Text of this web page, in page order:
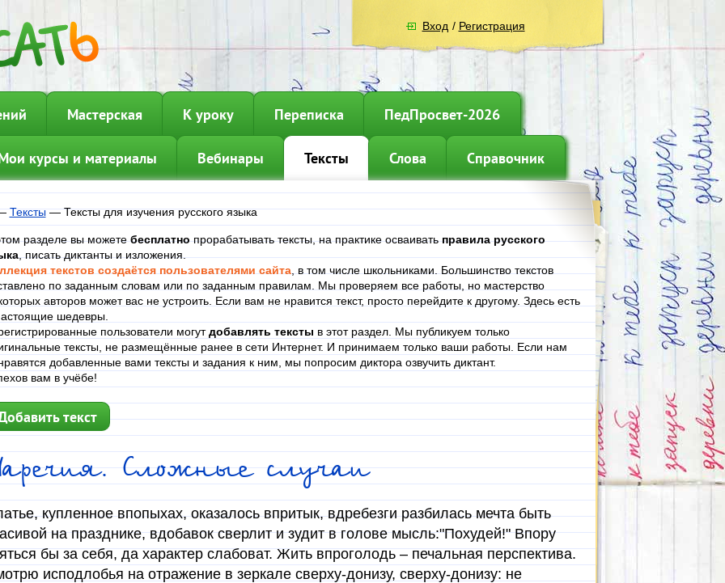
Вход / Регистрация
Мастерская К уроку Переписка ПедПросвет-2026
курсы и материалы Вебинары Тексты Слова Справочник
Тексты—Тексты для изучения русского языка
разделе вы можетебесплатнопрорабатывать тексты, на практике осваиватьправила русского
, писать диктанты и изложения.
текстов создаётся пользователями сайта, в том числе школьниками. Большинство текстов
по заданным словам или по заданным правилам. Мы проверяем все работы, но мастерство
авторов может вас не устроить. Если вам не нравится текст, просто перейдите к другому. Здесь есть
шедевры.
пользователи могутдобавлять тексты в этот раздел. Мы публикуем только
тексты, не размещённые ранее в сети Интернет. И принимаем только ваши работы. Если нам
добавленные вами тексты и задания к ним, мы попросим диктора озвучить диктант.
вам в учёбе!
текст
Сложные случаи
купленное впопыхах, оказалось впритык, вдребезги разбилась мечта быть
на празднике, вдобавок сверлит и зудит в голове мысль:"Похудей!" Впору
бы за себя, да характер слабоват. Жить впроголодь – печальная перспектива.
исподлобья на отражение в зеркале сверху-донизу, сверху-донизу: не